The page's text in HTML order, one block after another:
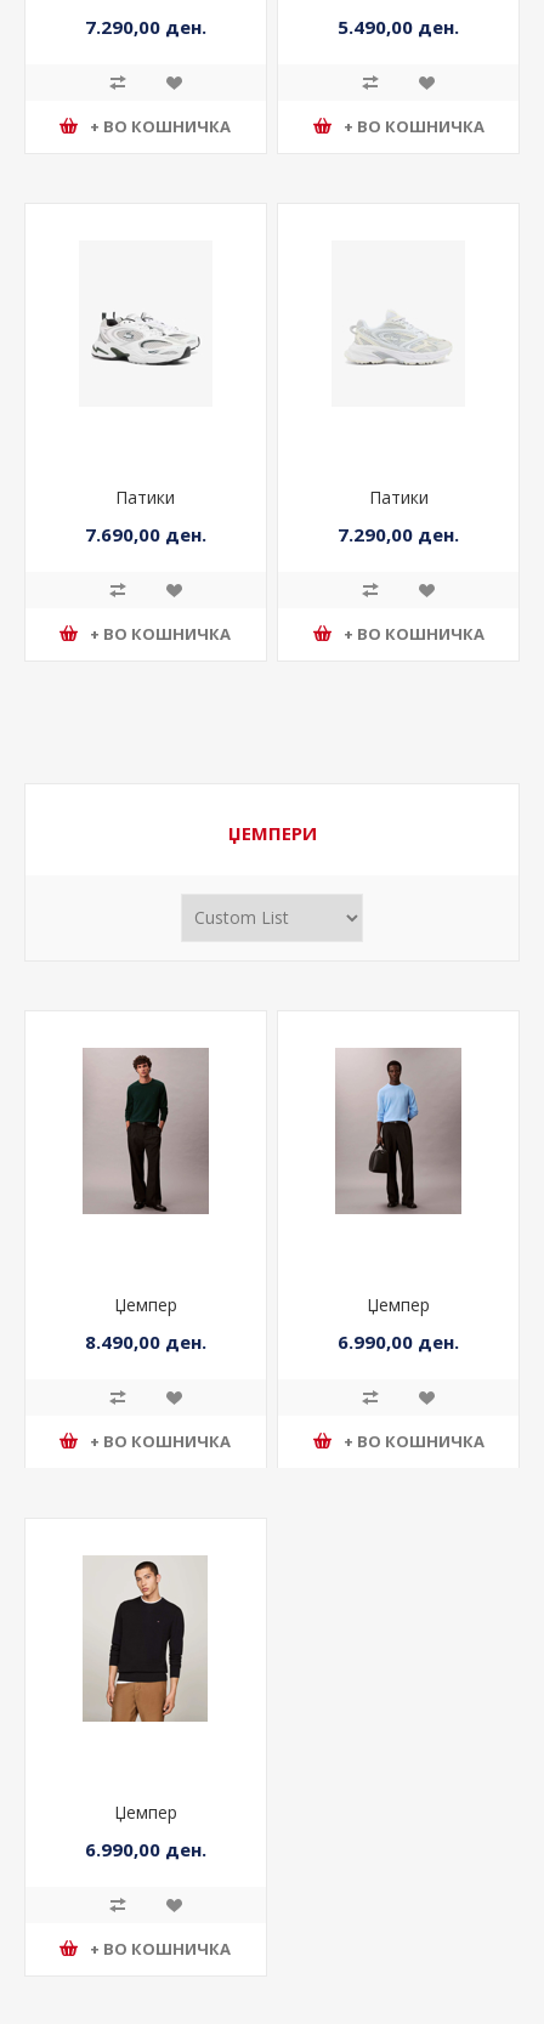
7.290,00 ден.
+ ВО КОШНИЧКА
5.490,00 ден.
+ ВО КОШНИЧКА
Патики
7.690,00 ден.
+ ВО КОШНИЧКА
Патики
7.290,00 ден.
+ ВО КОШНИЧКА
ЏЕМПЕРИ
Џемпер
8.490,00 ден.
+ ВО КОШНИЧКА
Џемпер
6.990,00 ден.
+ ВО КОШНИЧКА
Џемпер
6.990,00 ден.
+ ВО КОШНИЧКА